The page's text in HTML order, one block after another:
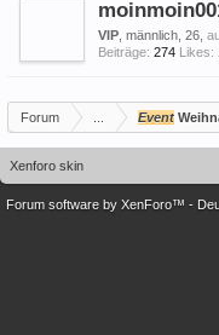
VIP , männlich, 26,
Beiträge: 274 Likes:
Forum Event
Xenforo skin
Forum software by XenForo™ -